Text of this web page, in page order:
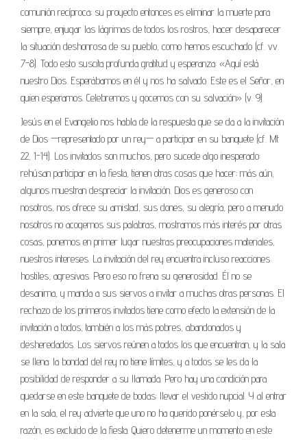
comunión recíproca; su proyecto entonces es eliminar la muerte para
siempre, enjugar las lágrimas de todos los rostros, hacer desaparecer
la situación deshonrosa de su pueblo, como hemos escuchado (cf. vv.
7-8). Todo esto suscita profunda gratitud y esperanza: «Aquí está
nuestro Dios. Esperábamos en él y nos ha salvado. Este es el Señor, en
quien esperamos. Celebremos y gocemos con su salvación» (v. 9).
Jesús en el Evangelio nos habla de la respuesta que se da a la invitación
de Dios —representado por un rey— a participar en su banquete (cf. Mt
22, 1-14). Los invitados son muchos, pero sucede algo inesperado:
rehúsan participar en la fiesta, tienen otras cosas que hacer; más aún,
algunos muestran despreciar la invitación. Dios es generoso con
nosotros, nos ofrece su amistad, sus dones, su alegría, pero a menudo
nosotros no acogemos sus palabras, mostramos más interés por otras
cosas, ponemos en primer lugar nuestras preocupaciones materiales,
nuestros intereses. La invitación del rey encuentra incluso reacciones
hostiles, agresivas. Pero eso no frena su generosidad. Él no se
desanima, y manda a sus siervos a invitar a muchas otras personas. El
rechazo de los primeros invitados tiene como efecto la extensión de la
invitación a todos, también a los más pobres, abandonados y
desheredados. Los siervos reúnen a todos los que encuentran, y la sala
se llena: la bondad del rey no tiene límites, y a todos se les da la
posibilidad de responder a su llamada. Pero hay una condición para
quedarse en este banquete de bodas: llevar el vestido nupcial. Y al entrar
en la sala, el rey advierte que uno no ha querido ponérselo y, por esta
razón, es excluido de la fiesta. Quiero detenerme un momento en este